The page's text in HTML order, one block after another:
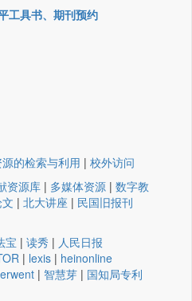
工具书、期刊预约
的检索与利用 | 校外访问
资源库 | 多媒体资源 | 数字教
| 北大讲座 | 民国旧报刊
宝 | 读秀 | 人民日报
| lexis | heinonline
| 智慧芽 | 国知局专利